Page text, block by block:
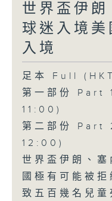
世界盃伊
球迷入境
入境
足本 Full
第一部份 Part
11:00)
第二部份 Part
12:00)
世界盃伊朗、
國極有可能被
致五百幾名兒童